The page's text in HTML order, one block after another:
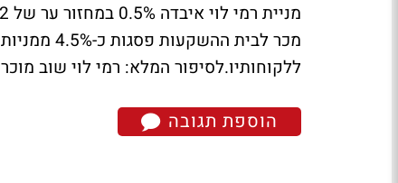
ללקוחותיו.לסיפור המלא: רמי לוי שוב מוכר
הוספת תגובה